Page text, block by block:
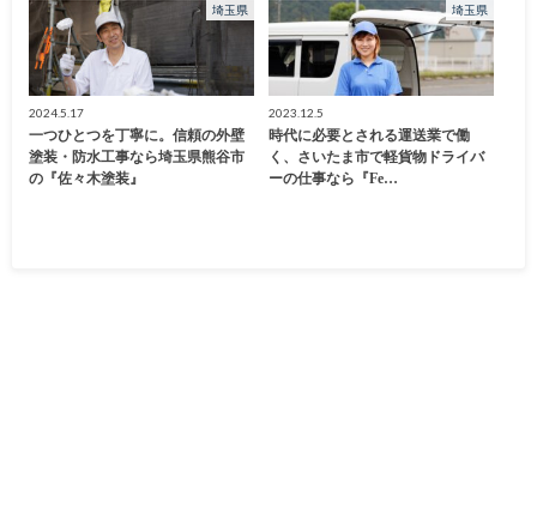
埼玉県
2024.5.17
一つひとつを丁寧に。信頼の外壁
塗装・防水工事なら埼玉県熊谷市
の『佐々木塗装』
埼玉県
2023.12.5
時代に必要とされる運送業で働
く、さいたま市で軽貨物ドライバ
ーの仕事なら『Fe…